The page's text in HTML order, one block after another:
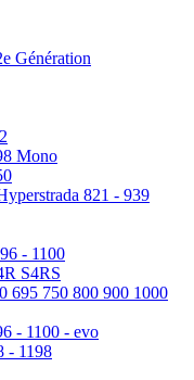
Génération
Mono
821 - 939
- 1100
S4RS
695 750 800 900 1000
- 1100 - evo
- 1198